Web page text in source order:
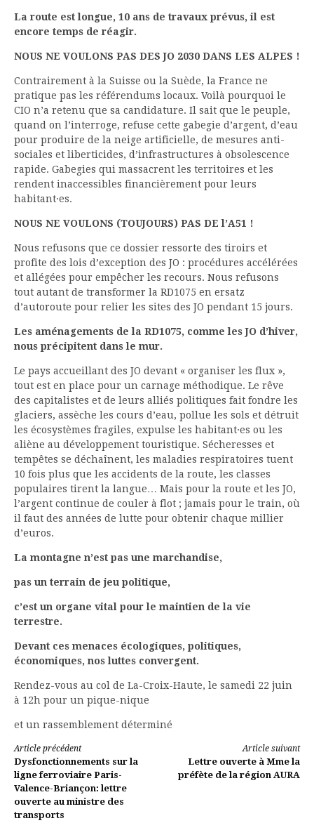
La route est longue, 10 ans de travaux prévus, il est
encore temps de réagir.
NOUS NE VOULONS PAS DES JO 2030 DANS LES ALPES !
Contrairement à la Suisse ou la Suède, la France ne
pratique pas les référendums locaux. Voilà pourquoi le
CIO n’a retenu que sa candidature. Il sait que le peuple,
quand on l’interroge, refuse cette gabegie d’argent, d’eau
pour produire de la neige artificielle, de mesures anti-
sociales et liberticides, d’infrastructures à obsolescence
rapide. Gabegies qui massacrent les territoires et les
rendent inaccessibles financièrement pour leurs
habitant·es.
NOUS NE VOULONS (TOUJOURS) PAS DE l’A51 !
Nous refusons que ce dossier ressorte des tiroirs et
profite des lois d’exception des JO : procédures accélérées
et allégées pour empêcher les recours. Nous refusons
tout autant de transformer la RD1075 en ersatz
d’autoroute pour relier les sites des JO pendant 15 jours.
Les aménagements de la RD1075, comme les JO d’hiver,
nous précipitent dans le mur.
Le pays accueillant des JO devant « organiser les flux »,
tout est en place pour un carnage méthodique. Le rêve
des capitalistes et de leurs alliés politiques fait fondre les
glaciers, assèche les cours d’eau, pollue les sols et détruit
les écosystèmes fragiles, expulse les habitant·es ou les
aliène au développement touristique. Sécheresses et
tempêtes se déchaînent, les maladies respiratoires tuent
10 fois plus que les accidents de la route, les classes
populaires tirent la langue… Mais pour la route et les JO,
l’argent continue de couler à flot ; jamais pour le train, où
il faut des années de lutte pour obtenir chaque millier
d’euros.
La montagne n’est pas une marchandise,
pas un terrain de jeu politique,
c’est un organe vital pour le maintien de la vie
terrestre.
Devant ces menaces écologiques, politiques,
économiques, nos luttes convergent.
Rendez-vous au col de La-Croix-Haute, le samedi 22 juin
à 12h pour un pique-nique
et un rassemblement déterminé
Lire
la
suite
Article précédent
Dysfonctionnements sur la
ligne ferroviaire Paris-
Valence-Briançon: lettre
ouverte au ministre des
transports
Article suivant
Lettre ouverte à Mme la
préfète de la région AURA